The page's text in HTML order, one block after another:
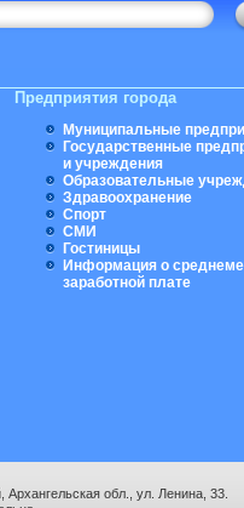
Предприятия города
Муниципальные
Государственные
и учреждения
Образовательные
Здравоохранение
Спорт
СМИ
Гостиницы
Информация о
заработной плате
обл., ул. Ленина, 33.